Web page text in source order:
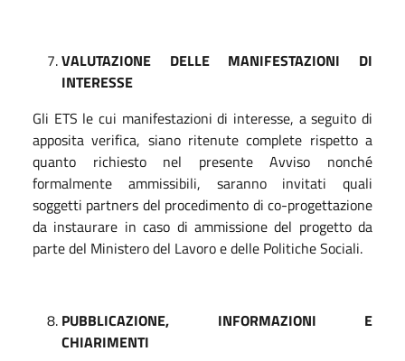
VALUTAZIONE DELLE MANIFESTAZIONI DI
INTERESSE
Gli ETS le cui manifestazioni di interesse, a seguito di
apposita verifica, siano ritenute complete rispetto a
quanto richiesto nel presente Avviso nonché
formalmente ammissibili, saranno invitati quali
soggetti partners del procedimento di co-progettazione
da instaurare in caso di ammissione del progetto da
parte del Ministero del Lavoro e delle Politiche Sociali.
PUBBLICAZIONE, INFORMAZIONI E
CHIARIMENTI